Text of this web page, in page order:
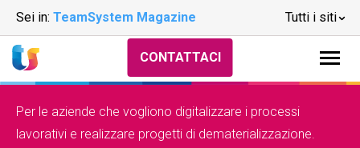
Sei in: TeamSystem Magazine Tutti i siti
CONTATTACI
Per le aziende che vogliono digitalizzare i processi
lavorativi e realizzare progetti di dematerializzazione.